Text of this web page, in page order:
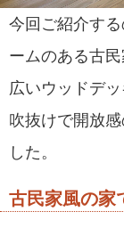
今回ご紹介す
ームのある古民
広いウッドデ
吹抜けで開放
した。
古民家風の家